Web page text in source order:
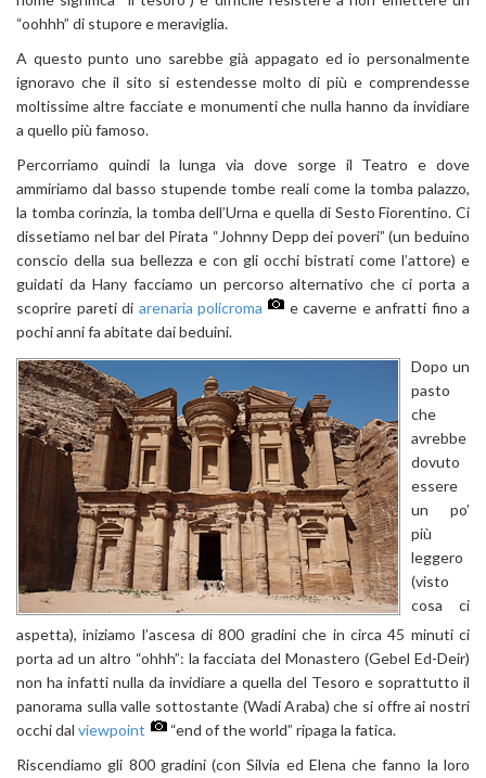
“oohhh” di stupore e meraviglia.
A questo punto uno sarebbe già appagato ed io personalmente
ignoravo che il sito si estendesse molto di più e comprendesse
moltissime altre facciate e monumenti che nulla hanno da invidiare
a quello più famoso.
Percorriamo quindi la lunga via dove sorge il Teatro e dove
ammiriamo dal basso stupende tombe reali come la tomba palazzo,
la tomba corinzia, la tomba dell’Urna e quella di Sesto Fiorentino. Ci
dissetiamo nel bar del Pirata “Johnny Depp dei poveri” (un beduino
conscio della sua bellezza e con gli occhi bistrati come l’attore) e
guidati da Hany facciamo un percorso alternativo che ci porta a
scoprire pareti di arenaria policroma
e caverne e anfratti fino a
pochi anni fa abitate dai beduini.
Dopo un
pasto
che
avrebbe
dovuto
essere
un po’
più
leggero
(visto
cosa ci
aspetta), iniziamo l’ascesa di 800 gradini che in circa 45 minuti ci
porta ad un altro “ohhh”: la facciata del Monastero (Gebel Ed-Deir)
non ha infatti nulla da invidiare a quella del Tesoro e soprattutto il
panorama sulla valle sottostante (Wadi Araba) che si offre ai nostri
occhi dal viewpoint
“end of the world” ripaga la fatica.
Riscendiamo gli 800 gradini (con Silvia ed Elena che fanno la loro